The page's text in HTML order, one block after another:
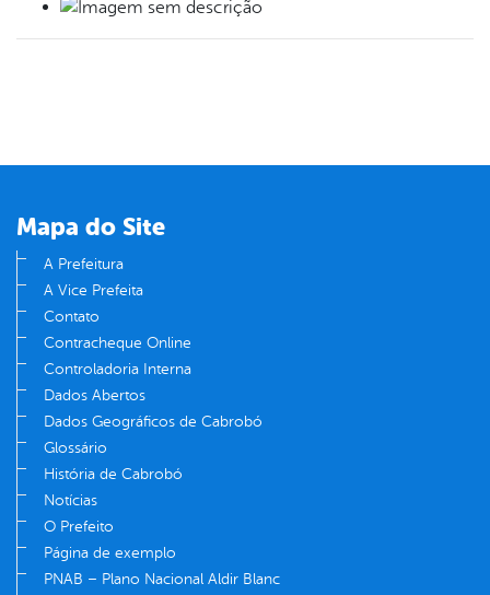
Mapa do Site
A Prefeitura
A Vice Prefeita
Contato
Contracheque Online
Controladoria Interna
Dados Abertos
Dados Geográficos de Cabrobó
Glossário
História de Cabrobó
Notícias
O Prefeito
Página de exemplo
PNAB – Plano Nacional Aldir Blanc